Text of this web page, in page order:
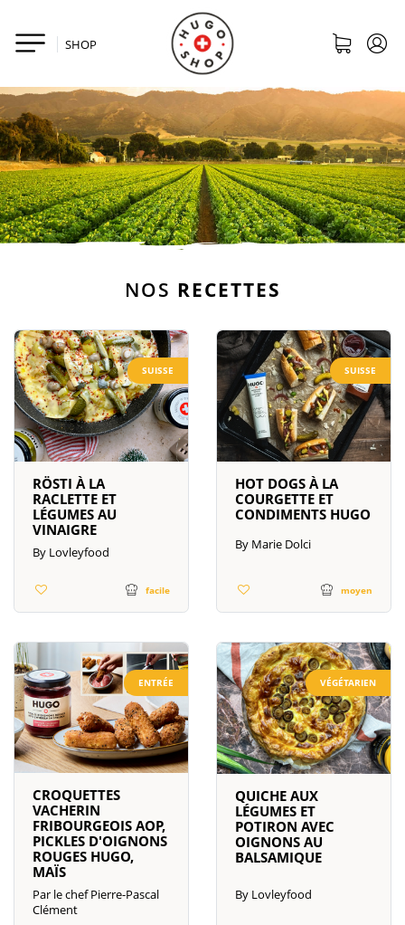
SHOP
NOS RECETTES
SUISSE
RÖSTI À LA
RACLETTE ET
LÉGUMES AU
VINAIGRE
By Lovleyfood
facile
SUISSE
HOT DOGS À LA
COURGETTE ET
CONDIMENTS HUGO
By Marie Dolci
moyen
ENTRÉE
CROQUETTES
VACHERIN
FRIBOURGEOIS AOP,
PICKLES D'OIGNONS
ROUGES HUGO,
MAÏS
Par le chef Pierre-Pascal
Clément
VÉGÉTARIEN
QUICHE AUX
LÉGUMES ET
POTIRON AVEC
OIGNONS AU
BALSAMIQUE
By Lovleyfood